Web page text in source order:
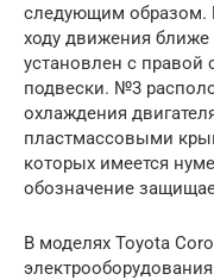
следующим образом.
ходу движения
установлен с правой
подвески. №3
охлаждения
пластмассовыми
которых имеется
обозначение
В моделях Toyota